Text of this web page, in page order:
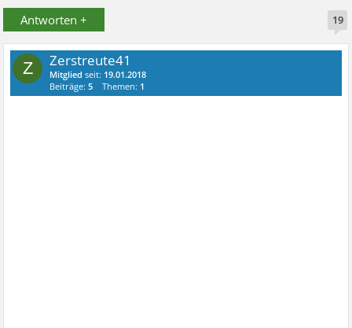
Antworten + 19
Z Zerstreute41
Mitglied seit: 19.01.2018
Beiträge:5 Themen: 1